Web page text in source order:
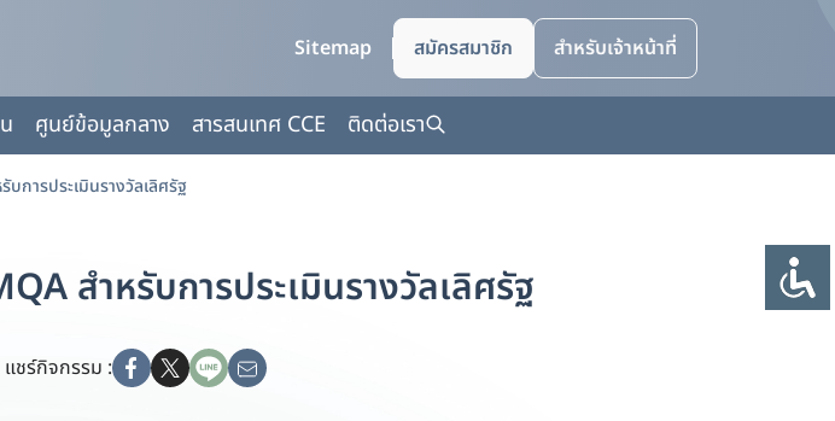
Sitemap สมัครสมาชิก สำหรับเจ้าหน้าที่
ศูนย์ข้อมูลกลาง สารสนเทศ CCE ติดต่อเรา
การประเมินรางวัลเลิศรัฐ
สำหรับการประเมินรางวัลเลิศรัฐ
แชร์กิจกรรม :